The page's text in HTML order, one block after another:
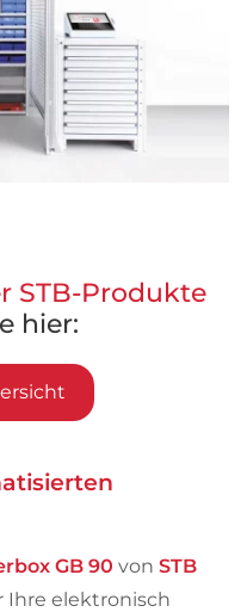
STB-Produkte
hier:
GB 90 von STB
Ihre elektronisch